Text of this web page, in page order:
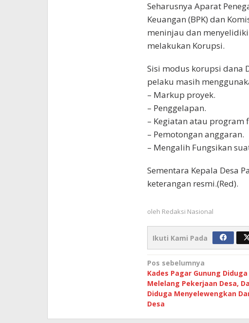
Seharusnya Aparat
Keuangan (BPK) dan
meninjau dan
melakukan Korupsi.
Sisi modus korupsi dana
pelaku masih
– Markup proyek.
– Penggelapan.
– Kegiatan atau program
– Pemotongan anggaran.
– Mengalih Fungsikan
Sementara Kepala Desa
keterangan resmi.(Red).
oleh Redaksi Nasional
Ikuti Kami Pada
Navigasi
pos
Pos sebelumnya
Kades Pagar Gunung Diduga
Melelang Pekerjaan Desa,
Diduga Menyelewengkan
Desa